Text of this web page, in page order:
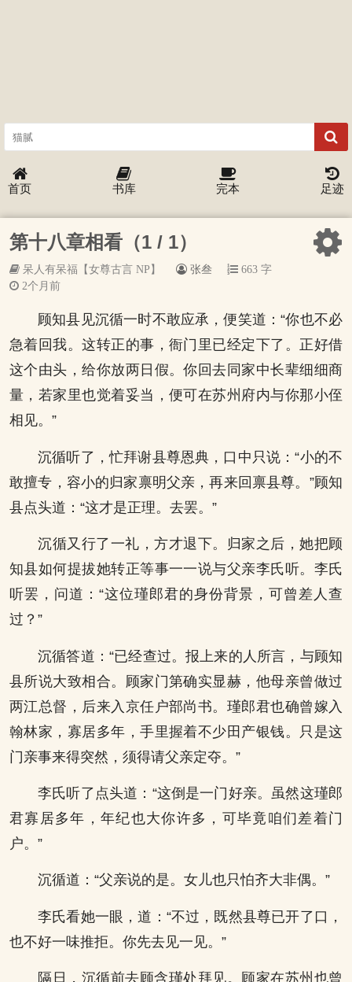
首页 书库 完本 足迹
第十八章相看（1 / 1）
呆人有呆福【女尊古言 NP】 张叁
663 字
2个月前
顾知县见沉循一时不敢应承，便笑道：“你也不必
急着回我。这转正的事，衙门里已经定下了。正好借
这个由头，给你放两日假。你回去同家中长辈细细商
量，若家里也觉着妥当，便可在苏州府内与你那小侄
相见。”
沉循听了，忙拜谢县尊恩典，口中只说：“小的不
敢擅专，容小的归家禀明父亲，再来回禀县尊。”顾知
县点头道：“这才是正理。去罢。”
沉循又行了一礼，方才退下。归家之后，她把顾
知县如何提拔她转正等事一一说与父亲李氏听。李氏
听罢，问道：“这位瑾郎君的身份背景，可曾差人查
过？”
沉循答道：“已经查过。报上来的人所言，与顾知
县所说大致相合。顾家门第确实显赫，他母亲曾做过
两江总督，后来入京任户部尚书。瑾郎君也确曾嫁入
翰林家，寡居多年，手里握着不少田产银钱。只是这
门亲事来得突然，须得请父亲定夺。”
李氏听了点头道：“这倒是一门好亲。虽然这瑾郎
君寡居多年，年纪也大你许多，可毕竟咱们差着门
户。”
沉循道：“父亲说的是。女儿也只怕齐大非偶。”
李氏看她一眼，道：“不过，既然县尊已开了口，
也不好一味推拒。你先去见一见。”
隔日，沉循前去顾含瑾处拜见。顾家在苏州也曾